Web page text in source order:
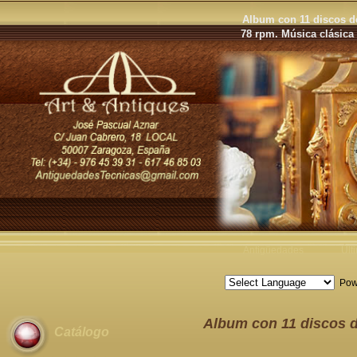
Album con 11 discos
78 rpm. Música clásica
Catálogo
Album con 11 discos